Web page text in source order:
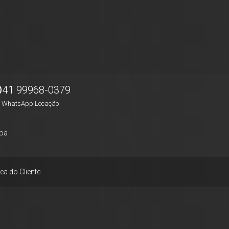
41 99968-0379
WhatsApp Locação
do Cliente